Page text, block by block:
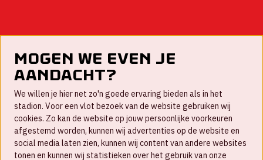
Werken bij
Disclaimer
Mogen we even je
aandacht?
We willen je hier net zo'n goede ervaring bieden als in het
stadion. Voor een vlot bezoek van de website gebruiken wij
cookies. Zo kan de website op jouw persoonlijke voorkeuren
afgestemd worden, kunnen wij advertenties op de website en
social media laten zien, kunnen wij content van andere websites
tonen en kunnen wij statistieken over het gebruik van onze